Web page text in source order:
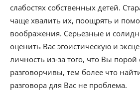
слабостях собственных детей.
чаще хвалить их, поощрять и
воображения. Серьезные и
оценить Вас эгоистическую и
личность из-за того, что Вы
разговорчивы, тем более что
разговора для Вас не проблема.